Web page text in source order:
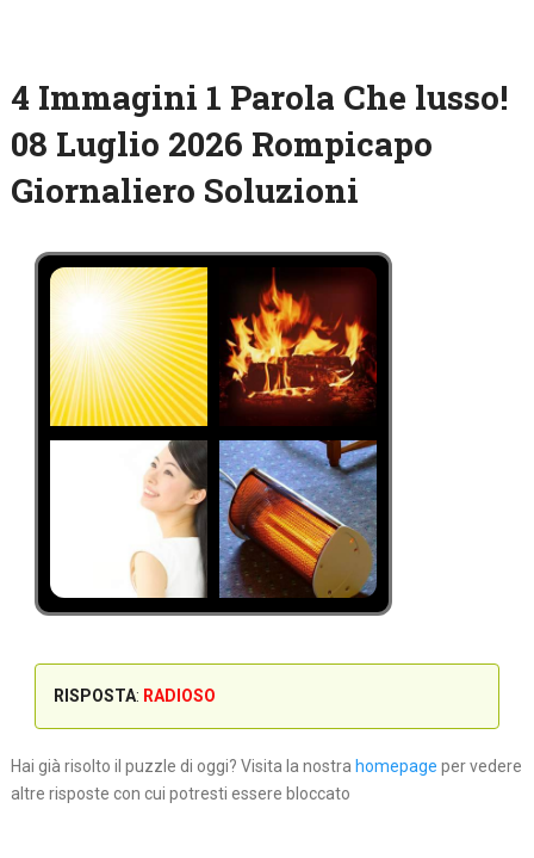
4 Immagini 1 Parola Che lusso!
08 Luglio 2026 Rompicapo
Giornaliero Soluzioni
RISPOSTA: RADIOSO
Hai già risolto il puzzle di oggi? Visita la nostra homepage per vedere
altre risposte con cui potresti essere bloccato